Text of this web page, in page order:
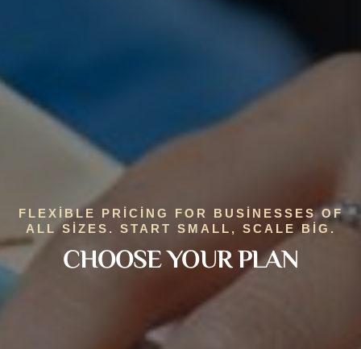
FLEXIBLE PRICING FOR BUSINESSES OF
ALL SIZES. START SMALL, SCALE BIG.
CHOOSE YOUR PLAN